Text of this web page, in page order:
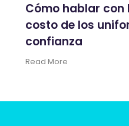
Cómo hablar con
costo de los
confianza
Read More